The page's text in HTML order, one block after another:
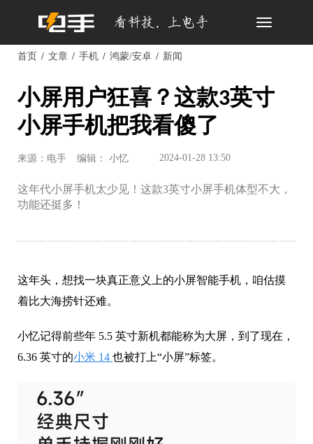
Toggle
首页 文章 手机 鸿蒙/安卓 新闻
小屏用户狂喜？这款3英寸
小屏手机把我看傻了
来源：电手 编辑： 小忆 2024-01-28 13:50
这年代小屏手机太少见！这款3英寸小屏手机体型不大，
功能还挺多！
这年头，想找一块真正意义上的小屏智能手机，咱估摸
着比大海捞针还难。
小忆记得前些年 5.5 英寸新机都能称为大屏，到了现在，
6.36 英寸的小米 14 也被打上“小屏”标签。